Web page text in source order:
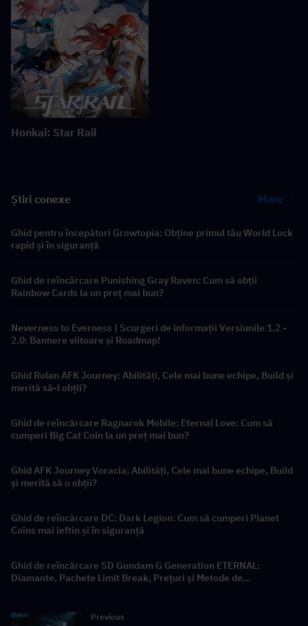
Honkai: Star Rail
Știri conexe More
Ghid pentru începători Growtopia: Obține primul tău World Lock
rapid și în siguranță
Ghid de reîncărcare Punishing Gray Raven: Cum să obții
Rainbow Cards la un preț mai bun?
Neverness to Everness | Scurgeri de informații Versiunile 1.2 -
2.0: Bannere viitoare și Roadmap!
Ghid Rolan AFK Journey: Abilități, Cele mai bune echipe, Build și
merită să-l obții?
Ghid de reîncărcare Ragnarok Mobile: Eternal Love: Cum să
cumperi Big Cat Coin la un preț mai bun?
Ghid AFK Journey Voracia: Abilități, Cele mai bune echipe, Build
și merită să o obții?
Ghid de reîncărcare DC: Dark Legion: Cum să cumperi Planet
Coins mai ieftin și în siguranță
Ghid de reîncărcare SD Gundam G Generation ETERNAL:
Diamante, Pachete Limit Break, Prețuri și Metode de
Previous